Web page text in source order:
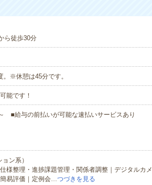
ら徒歩30分
※休憩は45分です。
能です！
■給与の前払いが可能な速払いサービスあり
ン系）
様整理・進捗課題管理・関係者調整｜デジタルカメ
易評価｜定例会…つづきを見る